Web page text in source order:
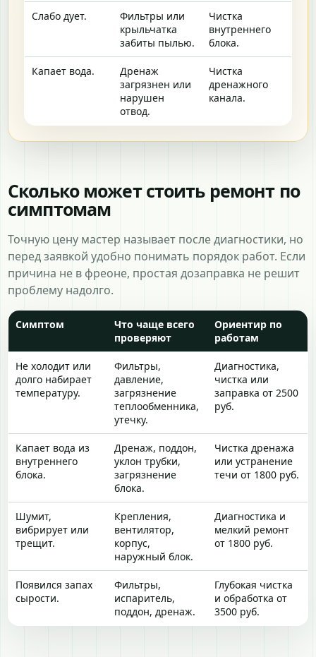
Слабо дует.
Фильтры или
крыльчатка
забиты пылью.
Чистка
внутреннего
блока.
Капает вода.
Дренаж
загрязнен или
нарушен
отвод.
Чистка
дренажного
канала.
Сколько может стоить ремонт по
симптомам
Точную цену мастер называет после диагностики, но
перед заявкой удобно понимать порядок работ. Если
причина не в фреоне, простая дозаправка не решит
проблему надолго.
Симптом
Что чаще всего
проверяют
Ориентир по
работам
Не холодит или
долго набирает
температуру.
Фильтры,
давление,
загрязнение
теплообменника,
утечку.
Диагностика,
чистка или
заправка от 2500
руб.
Капает вода из
внутреннего
блока.
Дренаж, поддон,
уклон трубки,
загрязнение
блока.
Чистка дренажа
или устранение
течи от 1800 руб.
Шумит,
вибрирует или
трещит.
Крепления,
вентилятор,
корпус,
наружный блок.
Диагностика и
мелкий ремонт
от 1800 руб.
Появился запах
сырости.
Фильтры,
испаритель,
поддон, дренаж.
Глубокая чистка
и обработка от
3500 руб.